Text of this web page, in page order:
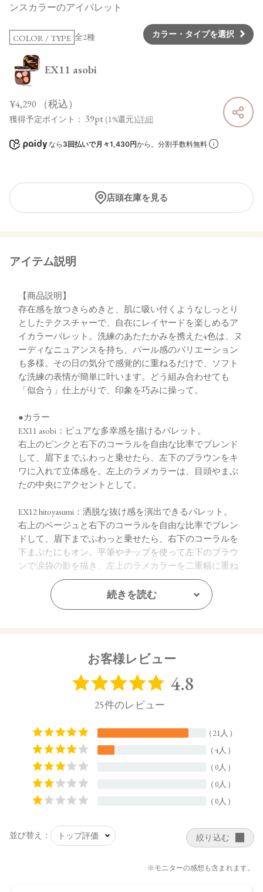
ンスカラーのアイパレット
COLOR / TYPE 全2種 カラー・タイプを選択
EX11 asobi
¥4,290 （税込）
獲得予定ポイント： 39pt (1%還元)詳細
なら 3回払いで月々1,430円から。分割手数料無料
店頭在庫を見る
アイテム説明
【商品説明】
存在感を放つきらめきと、肌に吸い付くようなしっとり
としたテクスチャーで、自在にレイヤードを楽しめるア
イカラーパレット。洗練のあたたかみを携えた4色は、ヌ
ーディなニュアンスを持ち、パール感のバリエーション
も多様。その日の気分で感覚的に重ねるだけで、ソフト
な洗練の表情が簡単に叶います。どう組み合わせても
「似合う」仕上がりで、印象を巧みに操って。
●カラー
EX11 asobi：ピュアな多幸感を描けるパレット。
右上のピンクと右下のコーラルを自由な比率でブレンド
して、眉下までふわっと乗せたら、左下のブラウンをキ
ワに入れて立体感を。左上のラメカラーは、目頭やまぶ
たの中央にアクセントとして。
EX12 hitoyasumi：洒脱な抜け感を演出できるパレット。
右上のベージュと右下のコーラルを自由な比率でブレン
ドして、眉下までふわっと乗せたら、右下のコーラルを
下まぶたにもオン。平筆やチップを使って左下のブラウ
ンで涙袋の影を描き、左上のラメカラーを二重幅に重ね
【販売名】
指先またはお手持ちのチップやブラシで適量をとり、まぶた
【商品サイズ】
64.0×20.5×65.0㎜
【特定原材料に準ずるもの】
【全成分】
タルク、トリエチルヘキサノイン、ラウリン酸イソアミル、
続きを読む
お客様レビュー